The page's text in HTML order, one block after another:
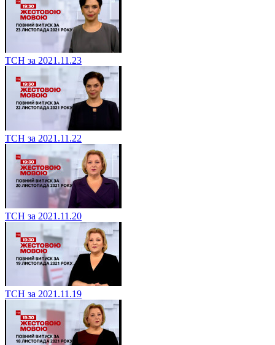
ТСН за 2021.11.23
ТСН за 2021.11.22
ТСН за 2021.11.20
ТСН за 2021.11.19